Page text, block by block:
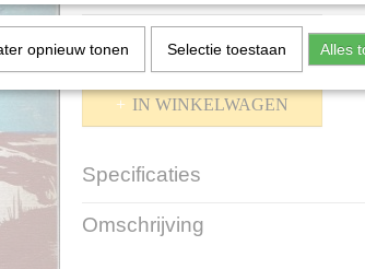
IN WINKELWAGEN
Specificaties
Productcode
Bruto gewicht
Omschrijving
opnieuw tonen Selectie toestaan Alles